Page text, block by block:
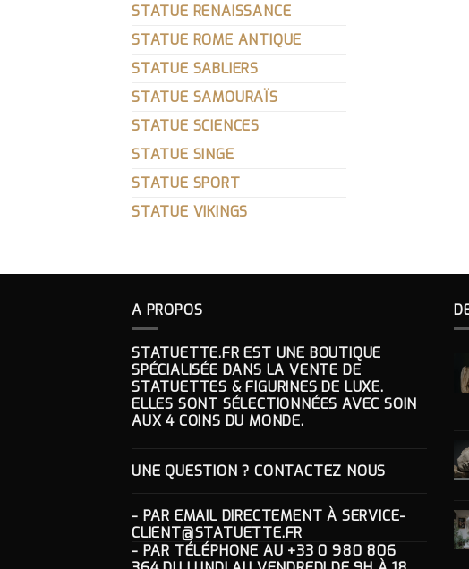
STATUE RENAISSANCE
STATUE ROME ANTIQUE
STATUE SABLIERS
STATUE SAMOURAÏS
STATUE SCIENCES
STATUE SINGE
STATUE SPORT
STATUE VIKINGS
A PROPOS
STATUETTE.FR EST UNE BOUTIQUE
SPÉCIALISÉE DANS LA VENTE DE
STATUETTES & FIGURINES DE LUXE.
ELLES SONT SÉLECTIONNÉES AVEC SOIN
AUX 4 COINS DU MONDE.
UNE QUESTION ? CONTACTEZ NOUS
- PAR EMAIL DIRECTEMENT À SERVICE-
CLIENT@STATUETTE.FR
- PAR TÉLÉPHONE AU +33 0 980 806